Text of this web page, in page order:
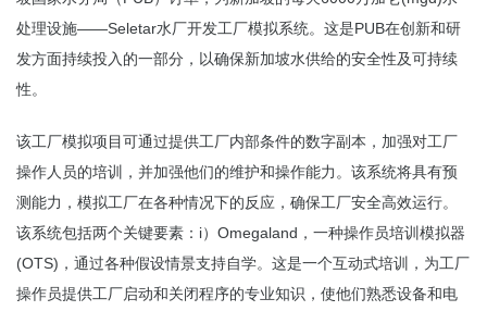
处理设施——Seletar水厂开发工厂模拟系统。 这是PUB在创 新和研
发方面持续投入 的一部分，以确保新加坡水供给的安全性及可持续
性。
该工厂模拟项目可通过提供工厂内部条件的数字副本，加强对工厂
操作人员的培训，并加强他们的维护和操作能力。该系统将具有预
测能力，模拟工厂在各种情况下的反应，确保工厂安全高效运行。
该系统包括两个关键要素： i） Omegaland ，一种操作员培训模拟器
(OTS) ，通过各种假设情景支持自学。这是一个互动式培训，为工厂
操作员提供工厂启动和关闭程序的专业知识，使他们熟悉设备和电